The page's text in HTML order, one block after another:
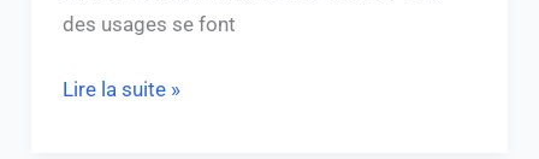
des usages se font
Lire la suite »